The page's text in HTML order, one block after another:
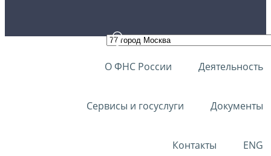
О ФНС России Деятельность
Сервисы и госуслуги Документы
Контакты ENG